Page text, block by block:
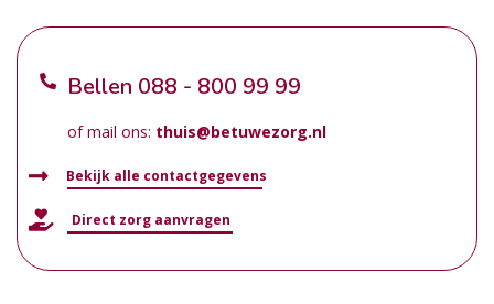
Bellen 088 - 800 99 99
of mail ons: thuis@betuwezorg.nl
Bekijk alle contactgegevens
Direct zorg aanvragen